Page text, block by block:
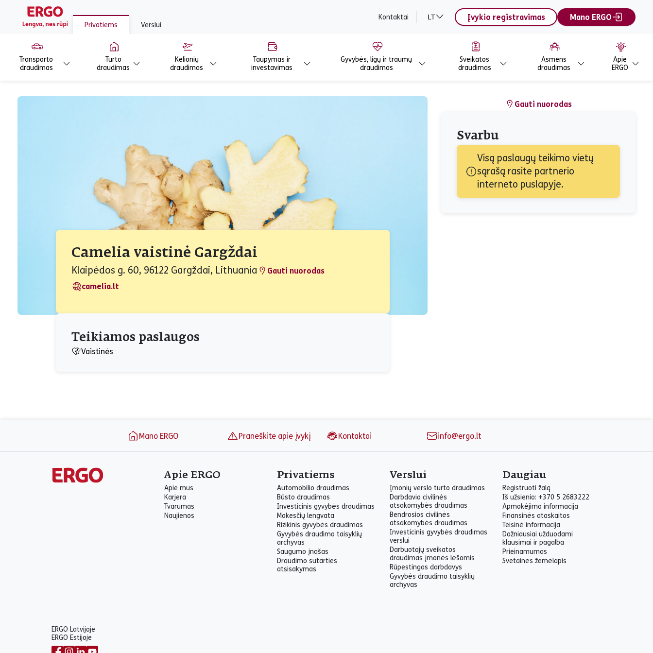
Privatiems Verslui
Kontaktai LT Įvykio registravimas Mano ERGO
Transporto
draudimas
Turto
draudimas
Kelionių
draudimas
Taupymas ir
investavimas
Gyvybės, ligų ir traumų
draudimas
Sveikatos
draudimas
Asmens
draudimas
Apie
ERGO
Camelia vaistinė Gargždai
Klaipėdos g. 60, 96122 Gargždai, Lithuania
Gauti nuorodas
camelia.lt
Teikiamos paslaugos
Vaistinės
Gauti nuorodas
Svarbu
Visą paslaugų teikimo vietų
sąrašą rasite partnerio
interneto puslapyje.
Puslapio apačiaMano ERGO Praneškite apie įvykį Kontaktai info@ergo.lt
Apie ERGO
Apie mus
Karjera
Tvarumas
Naujienos
Privatiems
Automobilio draudimas
Būsto draudimas
Investicinis gyvybės draudimas
Mokesčių lengvata
Rizikinis gyvybės draudimas
Gyvybės draudimo taisyklių
archyvas
Saugumo įnašas
Draudimo sutarties
atsisakymas
Verslui
Įmonių verslo turto draudimas
Darbdavio civilinės
atsakomybės draudimas
Bendrosios civilinės
atsakomybės draudimas
Investicinis gyvybės draudimas
verslui
Darbuotojų sveikatos
draudimas įmonės lėšomis
Rūpestingas darbdavys
Gyvybės draudimo taisyklių
archyvas
Daugiau
Registruoti žalą
Iš užsienio: +370 5 2683222
Apmokėjimo informacija
Finansinės ataskaitos
Teisinė informacija
Dažniausiai užduodami
klausimai ir pagalba
Prieinamumas
Svetainės žemėlapis
ERGO Latvijoje
ERGO Estijoje